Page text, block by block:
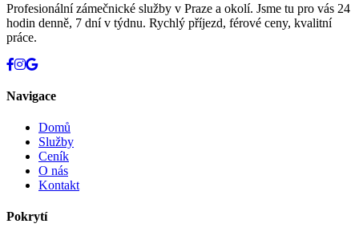
Profesionální zámečnické služby v Praze a okolí. Jsme tu pro vás 24
hodin denně, 7 dní v týdnu. Rychlý příjezd, férové ceny, kvalitní
práce.
Navigace
Domů
Služby
Ceník
O nás
Kontakt
Pokrytí